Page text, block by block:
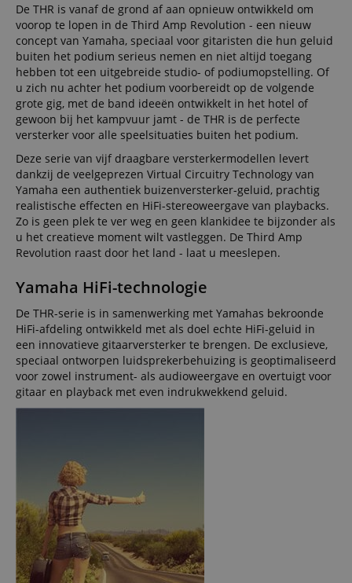
De THR is vanaf de grond af aan opnieuw ontwikkeld om
voorop te lopen in de Third Amp Revolution - een nieuw
concept van Yamaha, speciaal voor gitaristen die hun geluid
buiten het podium serieus nemen en niet altijd toegang
hebben tot een uitgebreide studio- of podiumopstelling. Of
u zich nu achter het podium voorbereidt op de volgende
grote gig, met de band ideeën ontwikkelt in het hotel of
gewoon bij het kampvuur jamt - de THR is de perfecte
versterker voor alle speelsituaties buiten het podium.
Deze serie van vijf draagbare versterkermodellen levert
dankzij de veelgeprezen Virtual Circuitry Technology van
Yamaha een authentiek buizenversterker-geluid, prachtig
realistische effecten en HiFi-stereoweergave van playbacks.
Zo is geen plek te ver weg en geen klankidee te bijzonder als
u het creatieve moment wilt vastleggen. De Third Amp
Revolution raast door het land - laat u meeslepen.
Yamaha HiFi-technologie
De THR-serie is in samenwerking met Yamahas bekroonde
HiFi-afdeling ontwikkeld met als doel echte HiFi-geluid in
een innovatieve gitaarversterker te brengen. De exclusieve,
speciaal ontworpen luidsprekerbehuizing is geoptimaliseerd
voor zowel instrument- als audioweergave en overtuigt voor
gitaar en playback met even indrukwekkend geluid.